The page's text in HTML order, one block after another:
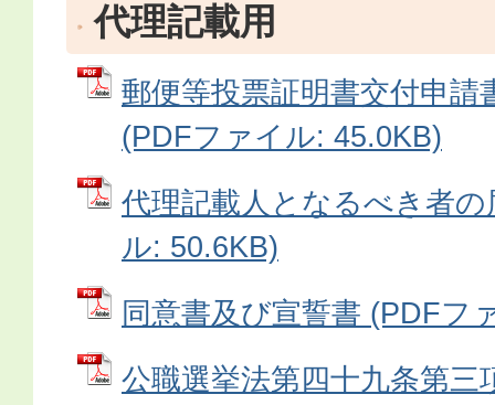
代理記載用
郵便等投票証明書交付申請
(PDFファイル: 45.0KB)
代理記載人となるべき者
ル: 50.6KB)
同意書及び宣誓書 (PDFフ
公職選挙法第四十九条第三